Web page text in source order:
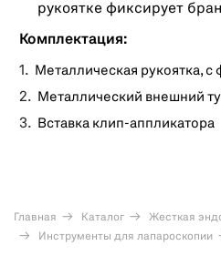
рукоятке фиксирует
Комплектация:
Металлическая рукоятка, с
Металлический внешний
Вставка клип-аппликатора
Главная Каталог
Жесткая
Инструменты для лапароскопии